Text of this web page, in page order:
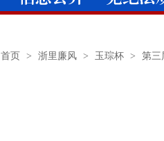
首页 > 浙里廉风 > 玉琮杯 > 第三